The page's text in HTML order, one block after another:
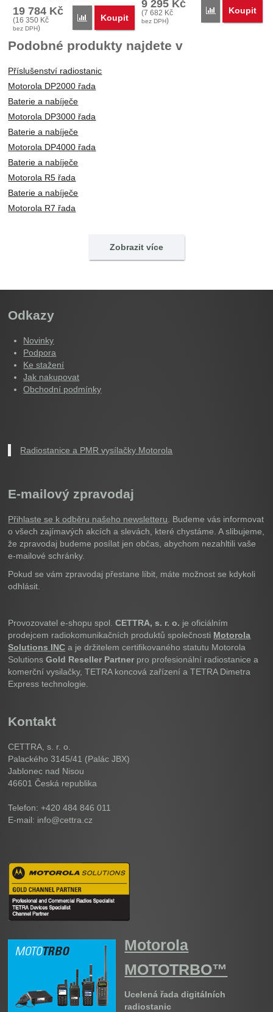
19 784 Kč
(16 350 Kč
bez DPH)
Porovnat
Koupit
9 295 Kč
(7 682 Kč
bez DPH)
Porovnat
Koupit
Podobné produkty najdete v
Příslušenství radiostanic
Motorola DP2000 řada
Baterie a nabíječe
Motorola DP3000 řada
Baterie a nabíječe
Motorola DP4000 řada
Baterie a nabíječe
Motorola R5 řada
Baterie a nabíječe
Motorola R7 řada
Zobrazit více
Odkazy
Novinky
Podpora
Ke stažení
Jak nakupovat
Obchodní podmínky
Radiostanice a PMR vysílačky Motorola
E-mailový zpravodaj
Přihlaste se k odběru našeho newsletteru . Budeme vás informovat
o všech zajímavých akcích a slevách, které chystáme. A slibujeme,
že zpravodaj budeme posílat jen občas, abychom nezahltili vaše
e-mailové schránky.
Pokud se vám zpravodaj přestane líbit, máte možnost se kdykoli
odhlásit.
Provozovatel e-shopu spol.CETTRA, s. r. o. je oficiálním
prodejcem radiokomunikačních produktů společnosti Motorola
Solutions INC a je držitelem certifikovaného statutu Motorola
SolutionsGold Reseller Partner pro profesionální radiostanice a
komerční vysilačky, TETRA koncová zařízení a TETRA Dimetra
Express technologie.
Kontakt
CETTRA, s. r. o.
Palackého 3145/41 (Palác JBX)
Jablonec nad Nisou
46601Česká republika
Telefon: +420 484 846 011
E-mail: info@cettra.cz
Motorola
MOTOTRBO™
Ucelená řada digitálních
radiostanic